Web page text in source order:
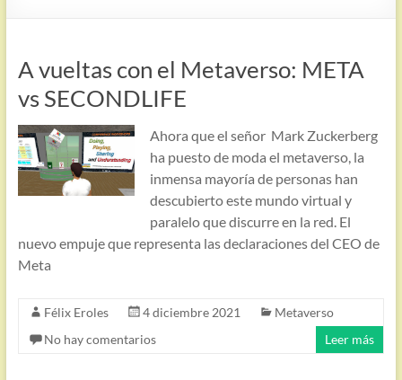
A vueltas con el Metaverso: META
vs SECONDLIFE
Ahora que el señor Mark Zuckerberg
ha puesto de moda el metaverso, la
inmensa mayoría de personas han
descubierto este mundo virtual y
paralelo que discurre en la red. El
nuevo empuje que representa las declaraciones del CEO de
Meta
Félix Eroles 4 diciembre 2021
Metaverso
No hay comentarios
Leer más